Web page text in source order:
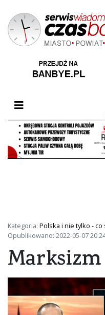
Przełącz nawigację
Kategoria: Polska i nie tylko - co
Opublikowano: 2022-05-07